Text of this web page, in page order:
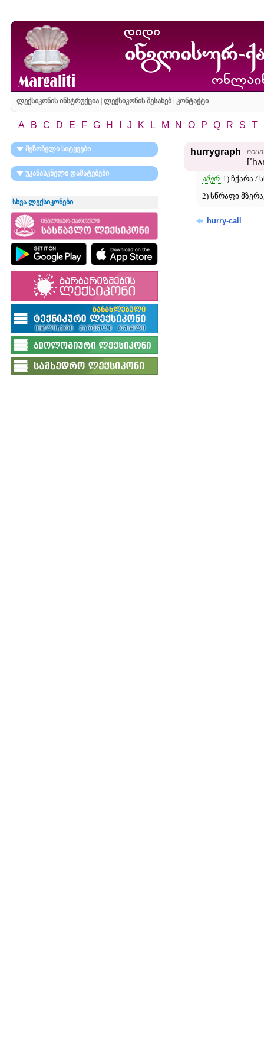
ლექსიკონის ინსტრუქცია| ლექსიკონის შესახებ| კონტაქტი
A B C D E F G H J K L M N O P Q R S T
მეზობელი სიტყვები
უკანასკნელი დამატებები
სხვა ლექსიკონები
hurrygraph noun
ამერ. 1) ჩქარა /
2) სწრაფი
hurry-call